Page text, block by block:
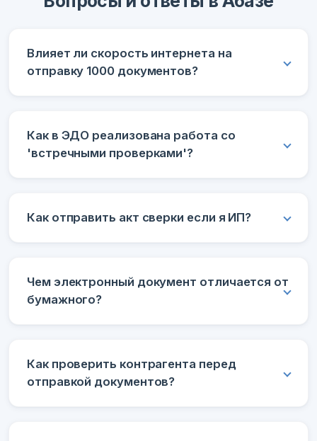
Влияет ли скорость интернета на
отправку 1000 документов?
Как в ЭДО реализована работа со
'встречными проверками'?
Как отправить акт сверки если я ИП?
Чем электронный документ отличается от
бумажного?
Как проверить контрагента перед
отправкой документов?